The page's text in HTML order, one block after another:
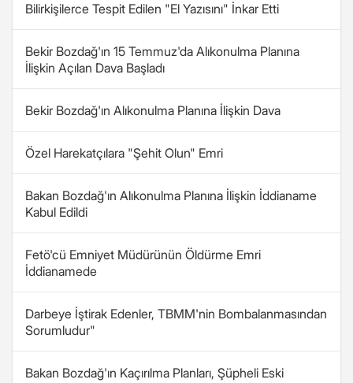
Bilirkişilerce Tespit Edilen "El Yazısını" İnkar Etti
Bekir Bozdağ'ın 15 Temmuz'da Alıkonulma Planına
İlişkin Açılan Dava Başladı
Bekir Bozdağ'ın Alıkonulma Planına İlişkin Dava
Özel Harekatçılara "Şehit Olun" Emri
Bakan Bozdağ'ın Alıkonulma Planına İlişkin İddianame
Kabul Edildi
Fetö'cü Emniyet Müdürünün Öldürme Emri
İddianamede
Darbeye İştirak Edenler, TBMM'nin Bombalanmasından
Sorumludur"
Bakan Bozdağ'ın Kaçırılma Planları, Şüpheli Eski